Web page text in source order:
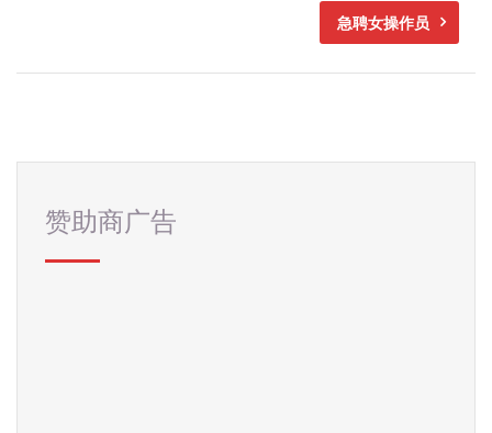
急聘女操作员
赞助商广告